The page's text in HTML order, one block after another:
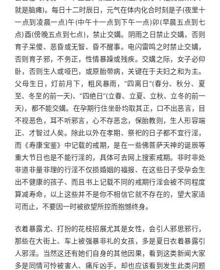
就是脑瘫)。每日十二时辰日，元气在体内化合时刻是子(夜里十
一点到凌晨一点)午(中午十一点到下午一点)卯(早晨五点到七
点)酉(傍晚五点到七点)，禁止交媾。阴雨之日禁止交媾，否则
育子呆傻、恶昏或无智、昏不醒事。电闪雷鸣之时禁止交媾，
否则育子邪，不务正，性情暴躁或残疾。交媾之际，女子必仰
卧，否则生人或哑巴，或原胎带病，关键在于夫妇之和为主。
父母生日，灯前月下，粗风暴雨，“四离日”(春分、秋分、夏
至、冬至的前一天)、“四绝日”(立春、立夏、立秋、立冬的前一
天)，都不能交媾。在孕期行住坐卧均取其正，口不出恶言，目
不视恶色，耳不听邪言，心不存恶念，保胎教则，生人形容端
正、才智过人矣。除此以外在孝期、祭祀的日子都不宜行淫，
而《寿康宝鉴》中记载的戒期，是在一些佛菩萨天神的诞辰等
重大节日也是不能行淫的，具体可去网上搜索戒期。非时非处
非道非量非理的行淫不仅损婚姻的福报、在这些日子受孕会生
出不健康的孩子、而且书上记载不同的戒期行淫会被不同程度
算减寿命，以上这些并不是你不相信它就不存在的，望大家适
可而止，不要因一时被欲望所控而抱憾终身。
衣着暴露尤、打扮的花枝招展尤其是女性，会引人邪思邪行，
那些在大街上、车上被强暴非礼的女孩，多是夏日衣着暴露引
人邪淫。当然这还有她们自身的其他因果，看到这类新闻大家
多是同情可怜被害人、痛斥凶手，却也应该看到发生此类问题